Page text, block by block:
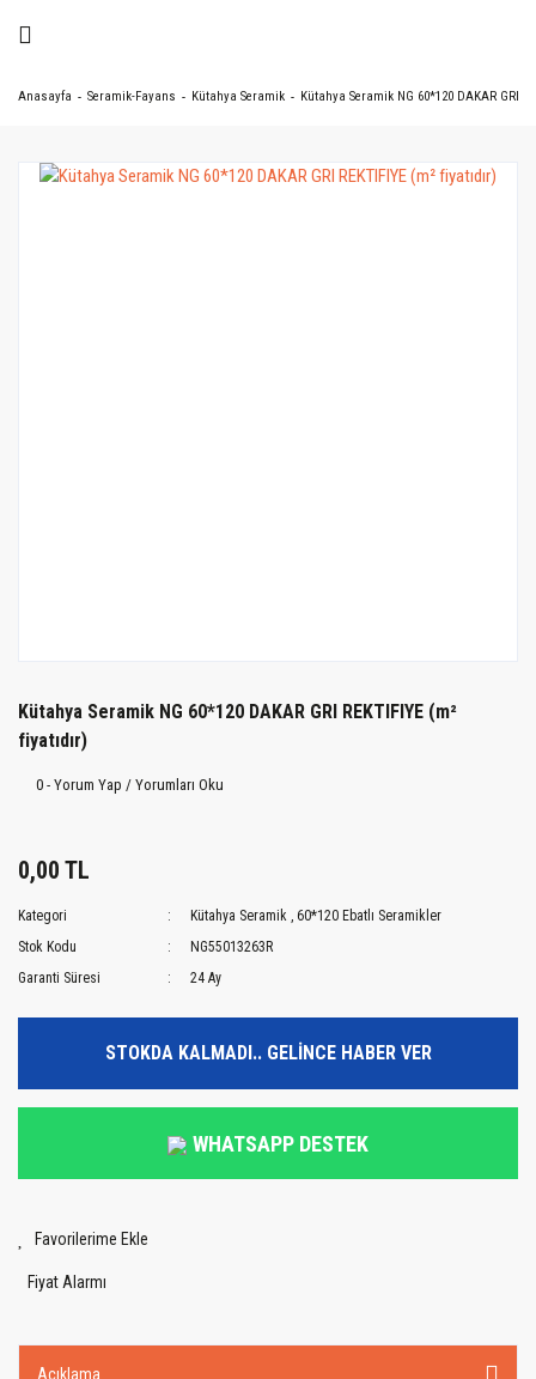
Anasayfa Seramik-Fayans Kütahya Seramik Kütahya Seramik NG 60*120 DAKAR GRI
Kütahya Seramik NG 60*120 DAKAR GRI REKTIFIYE (m²
fiyatıdır)
0 - Yorum Yap / Yorumları Oku
0,00 TL
Kategori Kütahya Seramik , 60*120 Ebatlı Seramikler
Stok Kodu
NG55013263R
Garanti Süresi
24 Ay
STOKDA KALMADI.. GELİNCE HABER VER
WHATSAPP DESTEK
Fiyat Alarmı
Açıklama